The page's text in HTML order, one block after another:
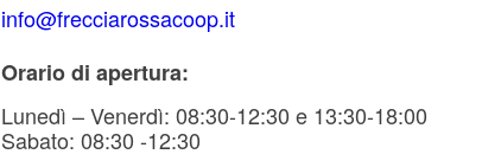
info@frecciarossacoop.it
Orario di apertura:
Lunedì – Venerdì: 08:30-12:30 e 13:30-18:00
Sabato: 08:30 -12:30